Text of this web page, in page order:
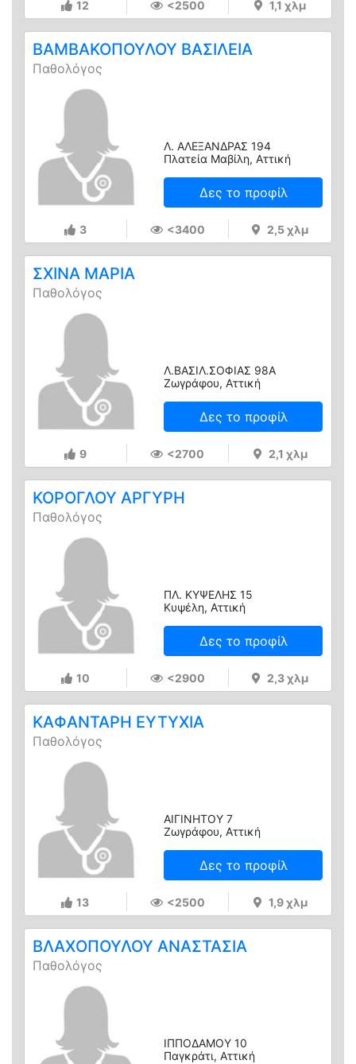
12 <2500 1,1 χλμ
ΒΑΜΒΑΚΟΠΟΥΛΟΥ ΒΑΣΙΛΕΙΑ
Παθολόγος
Λ. ΑΛΕΞΑΝΔΡΑΣ 194
Πλατεία Μαβίλη, Αττική
Δες το προφίλ
3 <3400 2,5 χλμ
ΣΧΙΝΑ ΜΑΡΙΑ
Παθολόγος
Λ.ΒΑΣΙΛ.ΣΟΦΙΑΣ 98Α
Ζωγράφου, Αττική
Δες το προφίλ
9 <2700 2,1 χλμ
ΚΟΡΟΓΛΟΥ ΑΡΓΥΡΗ
Παθολόγος
ΠΛ. ΚΥΨΕΛΗΣ 15
Κυψέλη, Αττική
Δες το προφίλ
10 <2900 2,3 χλμ
ΚΑΦΑΝΤΑΡΗ ΕΥΤΥΧΙΑ
Παθολόγος
ΑΙΓΙΝΗΤΟΥ 7
Ζωγράφου, Αττική
Δες το προφίλ
13 <2500 1,9 χλμ
ΒΛΑΧΟΠΟΥΛΟΥ ΑΝΑΣΤΑΣΙΑ
Παθολόγος
ΙΠΠΟΔΑΜΟΥ 10
Παγκράτι, Αττική